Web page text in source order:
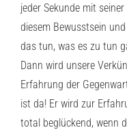
jeder Sekunde mit
diesem Bewusstsein
das tun, was es zu tun
Dann wird unsere
Erfahrung der
ist da! Er wird zur
total beglückend, wenn